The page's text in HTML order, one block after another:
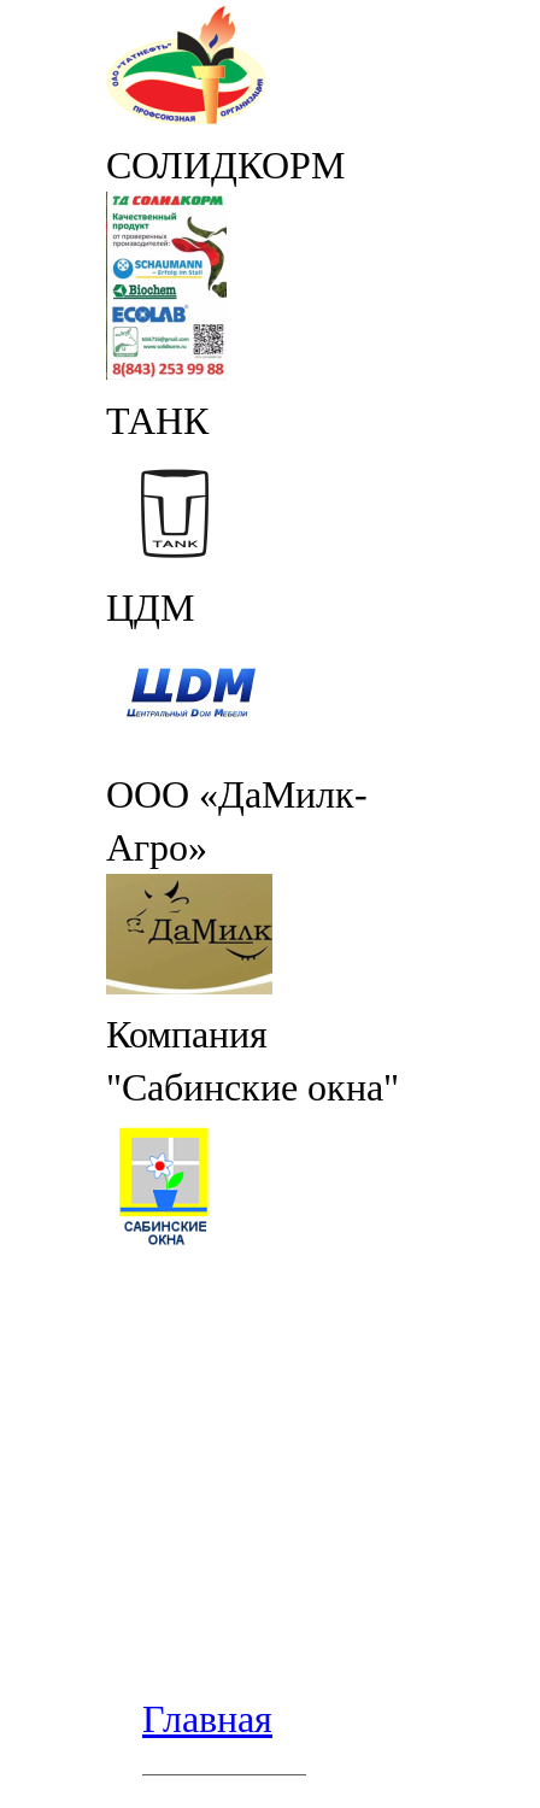
СОЛИДКОРМ
ТАНК
ЦДМ
ООО «ДаМилк-
Агро»
Компания
"Сабинские окна"
Главная